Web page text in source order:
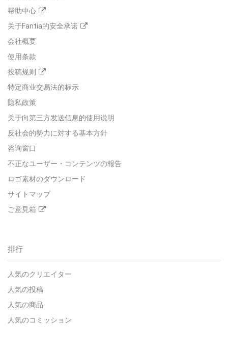
帮助中心
关于Fantia的安全承诺
会社概要
使用条款
投稿规则
特定商业交易法的标示
隐私政策
关于向第三方发送信息的使用说明
反社会的勢力に対する基本方針
咨询窗口
不正なユーザー・コンテンツの報告
ロゴ素材のダウンロード
サイトマップ
ご意見箱
排行
人気のクリエイター
人気の投稿
人気の商品
人気のコミッション